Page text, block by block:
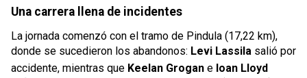
Una carrera llena de incidentes
La jornada comenzó con el tramo de Pindula (17,22 km),
donde se sucedieron los abandonos: Levi Lassila salió por
accidente, mientras que Keelan Grogan e Ioan Lloyd